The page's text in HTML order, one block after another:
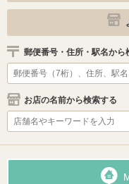
郵便番号・住所・駅名から
お店の名前から検索する